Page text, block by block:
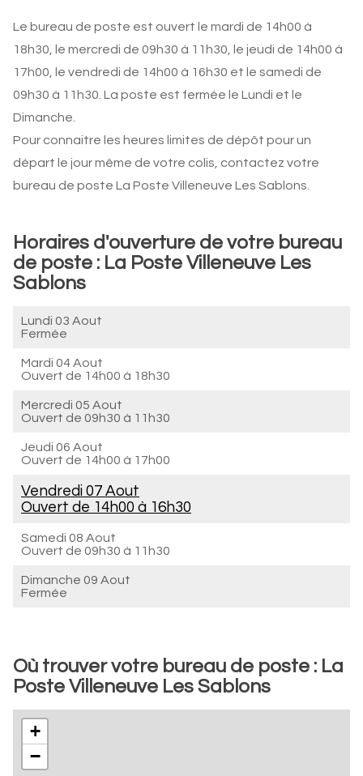
Le bureau de poste est ouvert le mardi de 14h00 à
18h30, le mercredi de 09h30 à 11h30, le jeudi de 14h00 à
17h00, le vendredi de 14h00 à 16h30 et le samedi de
09h30 à 11h30. La poste est fermée le Lundi et le
Dimanche.
Pour connaitre les heures limites de dépôt pour un
départ le jour même de votre colis, contactez votre
bureau de poste La Poste Villeneuve Les Sablons.
Horaires d'ouverture de votre bureau
de poste : La Poste Villeneuve Les
Sablons
Lundi 03 Aout
Fermée
Mardi 04 Aout
Ouvert de 14h00 à 18h30
Mercredi 05 Aout
Ouvert de 09h30 à 11h30
Jeudi 06 Aout
Ouvert de 14h00 à 17h00
Vendredi 07 Aout
Ouvert de 14h00 à 16h30
Samedi 08 Aout
Ouvert de 09h30 à 11h30
Dimanche 09 Aout
Fermée
Où trouver votre bureau de poste : La
Poste Villeneuve Les Sablons
+
−